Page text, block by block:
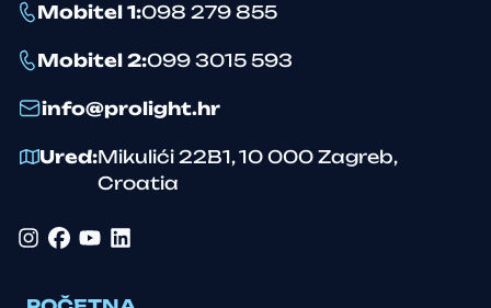
Mobitel 1:098 279 855
Mobitel 2:099 3015 593
info@prolight.hr
Ured:Mikulići 22B1,10 000 Zagreb,
Croatia